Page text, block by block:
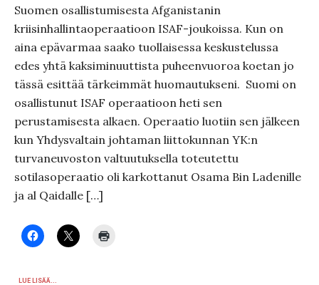
Suomen osallistumisesta Afganistanin
kriisinhallintaoperaatioon ISAF-joukoissa. Kun on
aina epävarmaa saako tuollaisessa keskustelussa
edes yhtä kaksiminuuttista puheenvuoroa koetan jo
tässä esittää tärkeimmät huomautukseni. Suomi on
osallistunut ISAF operaatioon heti sen
perustamisesta alkaen. Operaatio luotiin sen jälkeen
kun Yhdysvaltain johtaman liittokunnan YK:n
turvaneuvoston valtuutuksella toteutettu
sotilasoperaatio oli karkottanut Osama Bin Ladenille
ja al Qaidalle […]
LUE LISÄÄ...